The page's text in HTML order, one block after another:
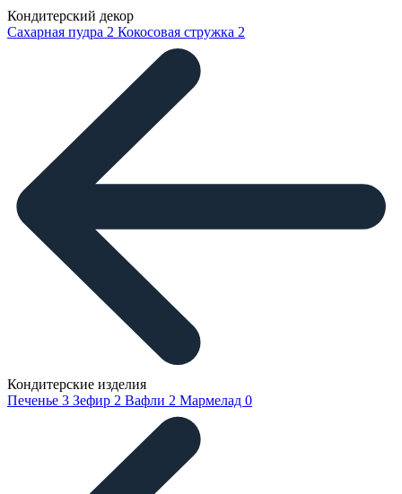
Кондитерский декор
Сахарная пудра 2 Кокосовая стружка 2
Кондитерские изделия
Печенье 3 Зефир 2 Вафли 2 Мармелад 0